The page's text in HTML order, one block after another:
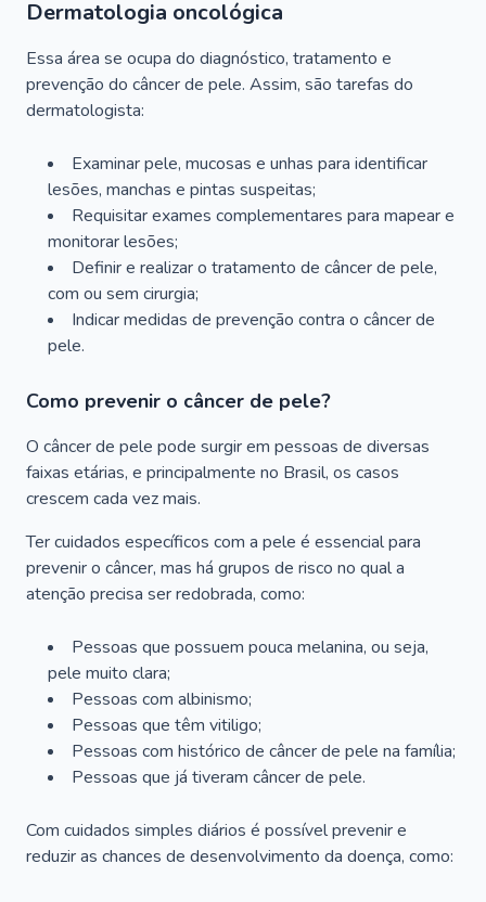
Dermatologia oncológica
Essa área se ocupa do diagnóstico, tratamento e
prevenção do câncer de pele. Assim, são tarefas do
dermatologista:
Examinar pele, mucosas e unhas para identificar
lesões, manchas e pintas suspeitas;
Requisitar exames complementares para mapear e
monitorar lesões;
Definir e realizar o tratamento de câncer de pele,
com ou sem cirurgia;
Indicar medidas de prevenção contra o câncer de
pele.
Como prevenir o câncer de pele?
O câncer de pele pode surgir em pessoas de diversas
faixas etárias, e principalmente no Brasil, os casos
crescem cada vez mais.
Ter cuidados específicos com a pele é essencial para
prevenir o câncer, mas há grupos de risco no qual a
atenção precisa ser redobrada, como:
Pessoas que possuem pouca melanina, ou seja,
pele muito clara;
Pessoas com albinismo;
Pessoas que têm vitiligo;
Pessoas com histórico de câncer de pele na família;
Pessoas que já tiveram câncer de pele.
Com cuidados simples diários é possível prevenir e
reduzir as chances de desenvolvimento da doença, como: